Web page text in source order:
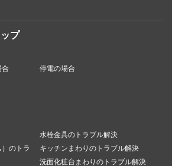
プ
合
停電の場合
水栓金具のトラブル解決
のトラ
キッチンまわりのトラブル解決
洗面化粧台まわりのトラブル解決